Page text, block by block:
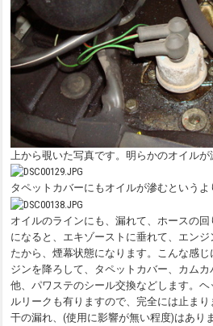
上から覗いた写真です。明らかのオイルが
タペットカバーにもオイルが滲むというよ
オイルのラインにも、漏れて、ホースの
になると、エキゾーストに垂れて、エン
たから、煙幕状態になります。こんな感
ジンを降ろして、タペットカバー、カム
他、パワステのシール交換などします。
ルリークも有りますので、完全には止ま
干の漏れ、(使用に影響が無い程度)はあり